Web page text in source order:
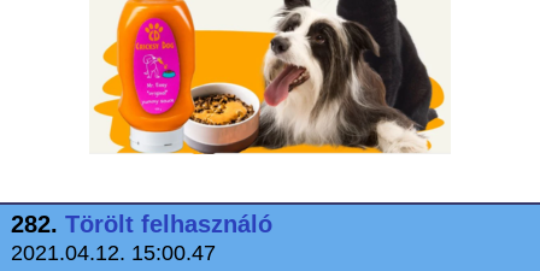
282. Törölt felhasználó
2021.04.12. 15:00.47